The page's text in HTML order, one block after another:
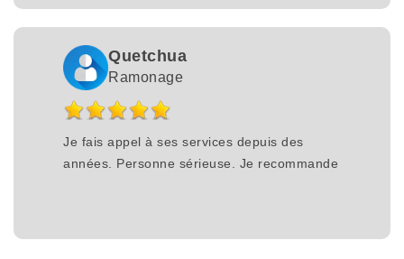
Quetchua
Ramonage
Je fais appel à ses services depuis des
années. Personne sérieuse. Je recommande